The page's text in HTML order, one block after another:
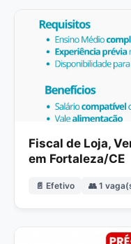
Fiscal de Loja,
em Fortaleza/CE
📄 Efetivo 👥 1